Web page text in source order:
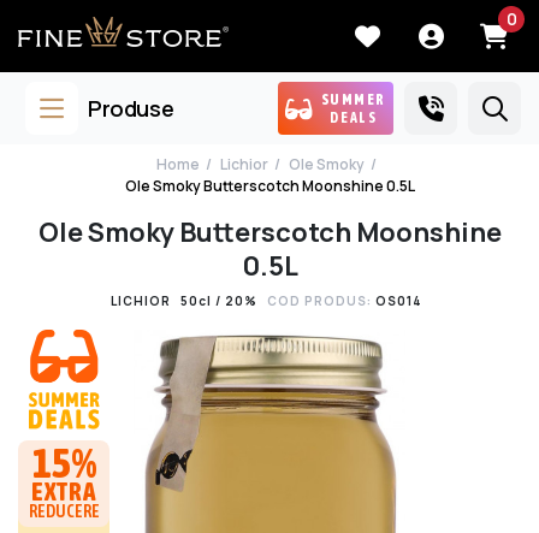
0
Produse
SUMMER
DEALS
Home Lichior
Ole Smoky
Ole Smoky Butterscotch Moonshine 0.5L
Ole Smoky Butterscotch Moonshine
0.5L
LICHIOR 50cl / 20% COD PRODUS: OS014
15%
EXTRA
REDUCERE